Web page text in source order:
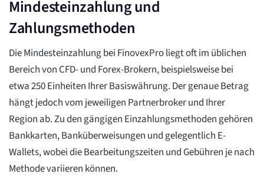
Mindesteinzahlung und
Zahlungsmethoden
Die Mindesteinzahlung bei FinovexPro liegt oft im üblichen
Bereich von CFD- und Forex-Brokern, beispielsweise bei
etwa 250 Einheiten Ihrer Basiswährung. Der genaue Betrag
hängt jedoch vom jeweiligen Partnerbroker und Ihrer
Region ab. Zu den gängigen Einzahlungsmethoden gehören
Bankkarten, Banküberweisungen und gelegentlich E-
Wallets, wobei die Bearbeitungszeiten und Gebühren je nach
Methode variieren können.